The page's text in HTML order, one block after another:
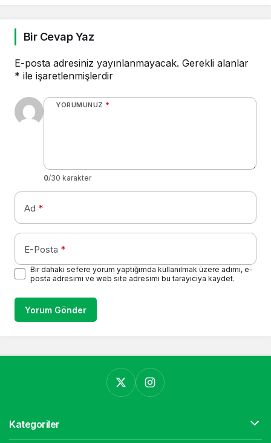
Bir Cevap Yaz
E-posta adresiniz yayınlanmayacak. Gerekli alanlar
* ile işaretlenmişlerdir
YORUMUNUZ *
0/30 karakter
Ad *
E-Posta *
Bir dahaki sefere yorum yaptığımda kullanılmak üzere adımı, e-
posta adresimi ve web site adresimi bu tarayıcıya kaydet.
Yorum Gönder
Kategoriler